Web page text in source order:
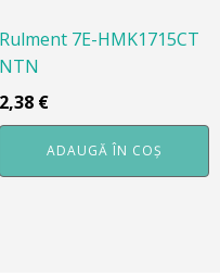
Rulment 7E-HMK1715CT
NTN
2,38 €
ADAUGĂ ÎN COȘ